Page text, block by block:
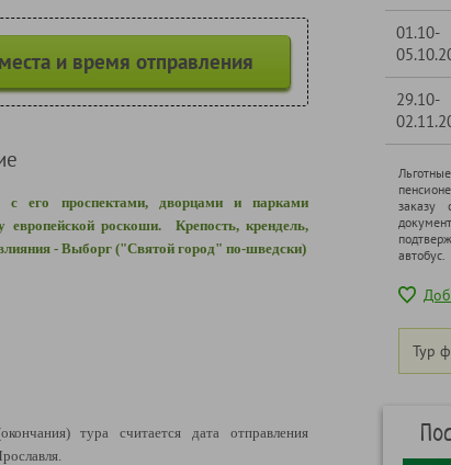
и время отправления
с его проспектами, дворцами и парками
европейской роскоши. Крепость, крендель,
- Выборг ("Святой город" по-шведски)
тура считается дата отправления
01.10-
29.10-
заказу
автобус.
Тур